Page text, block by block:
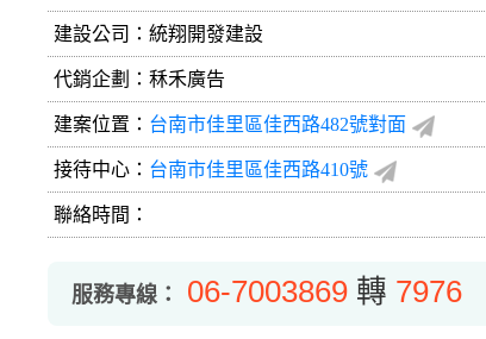
建設公司： 統翔開發建設
代銷企劃：秝禾廣告
建案位置： 台南市佳里區佳西路482號對面
接待中心： 台南市佳里區佳西路410號
聯絡時間：
服務專線： 06-7003869 轉 7976